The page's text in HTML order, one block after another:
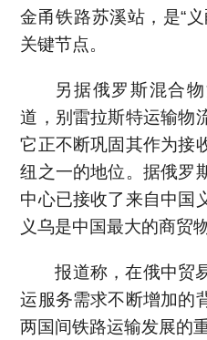
金甬铁路苏溪站，是“
关键节点。
另据俄罗斯混合
道，别雷拉斯特运输物
它正不断巩固其作为接
纽之一的地位。据俄罗
中心已接收了来自中国
义乌是中国最大的商贸
报道称，在俄中贸
运服务需求不断增加的
两国间铁路运输发展的